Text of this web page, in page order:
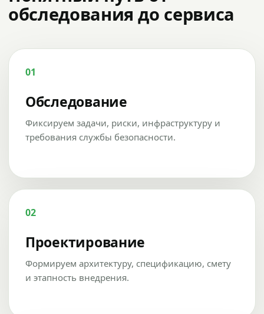
обследования до сервиса
01
Обследование
Фиксируем задачи, риски, инфраструктуру и
требования службы безопасности.
02
Проектирование
Формируем архитектуру, спецификацию, смету
и этапность внедрения.